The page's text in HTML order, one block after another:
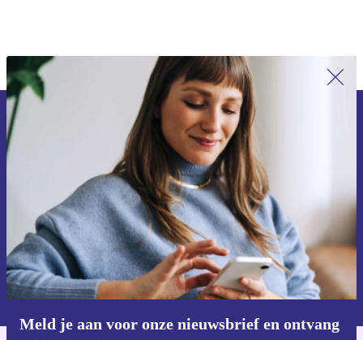
Meld je aan voor onze nieuwsbrief en
ontvang €15 korting!
Mis nooit meer een aanbieding.
Voucher aanvragen
Informatie over het gebruik van persoonsgegevens vind je in ons
privacybeleid.